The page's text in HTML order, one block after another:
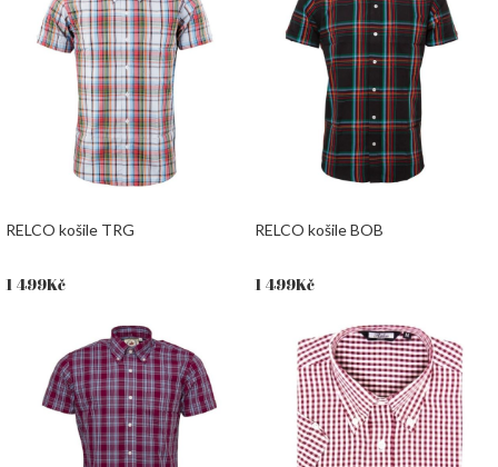
RELCO košile TRG
1 499Kč
RELCO košile BOB
1 499Kč